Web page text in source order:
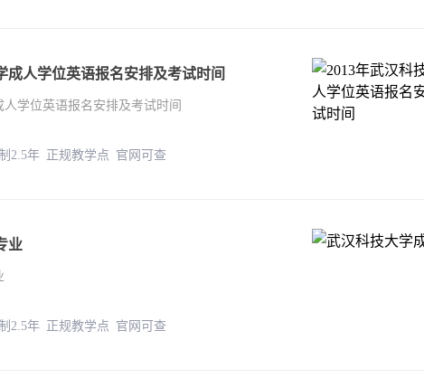
成人学位英语报名安排及考试时间
学位英语报名安排及考试时间
学制2.5年 正规教学点 官网可查
业
学制2.5年 正规教学点 官网可查